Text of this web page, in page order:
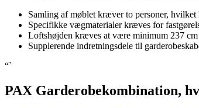
Samling af møblet kræver to personer,
Specifikke vægmaterialer kræves for
Loftshøjden kræves at være minimum 237
Supplerende indretningsdele til
“`
PAX Garderobekombination,